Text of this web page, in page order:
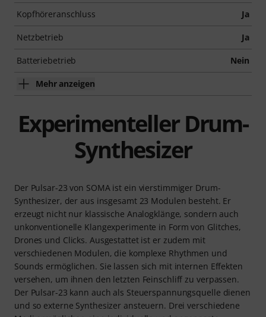
Kopfhöreranschluss Ja
Netzbetrieb Ja
Batteriebetrieb Nein
Mehr anzeigen
Experimenteller Drum-
Synthesizer
Der Pulsar-23 von SOMA ist ein vierstimmiger Drum-
Synthesizer, der aus insgesamt 23 Modulen besteht. Er
erzeugt nicht nur klassische Analogklänge, sondern auch
unkonventionelle Klangexperimente in Form von Glitches,
Drones und Clicks. Ausgestattet ist er zudem mit
verschiedenen Modulen, die komplexe Rhythmen und
Sounds ermöglichen. Sie lassen sich mit internen Effekten
versehen, um ihnen den letzten Feinschliff zu verpassen.
Der Pulsar-23 kann auch als Steuerspannungsquelle dienen
und so externe Synthesizer ansteuern. Drei verschiedene